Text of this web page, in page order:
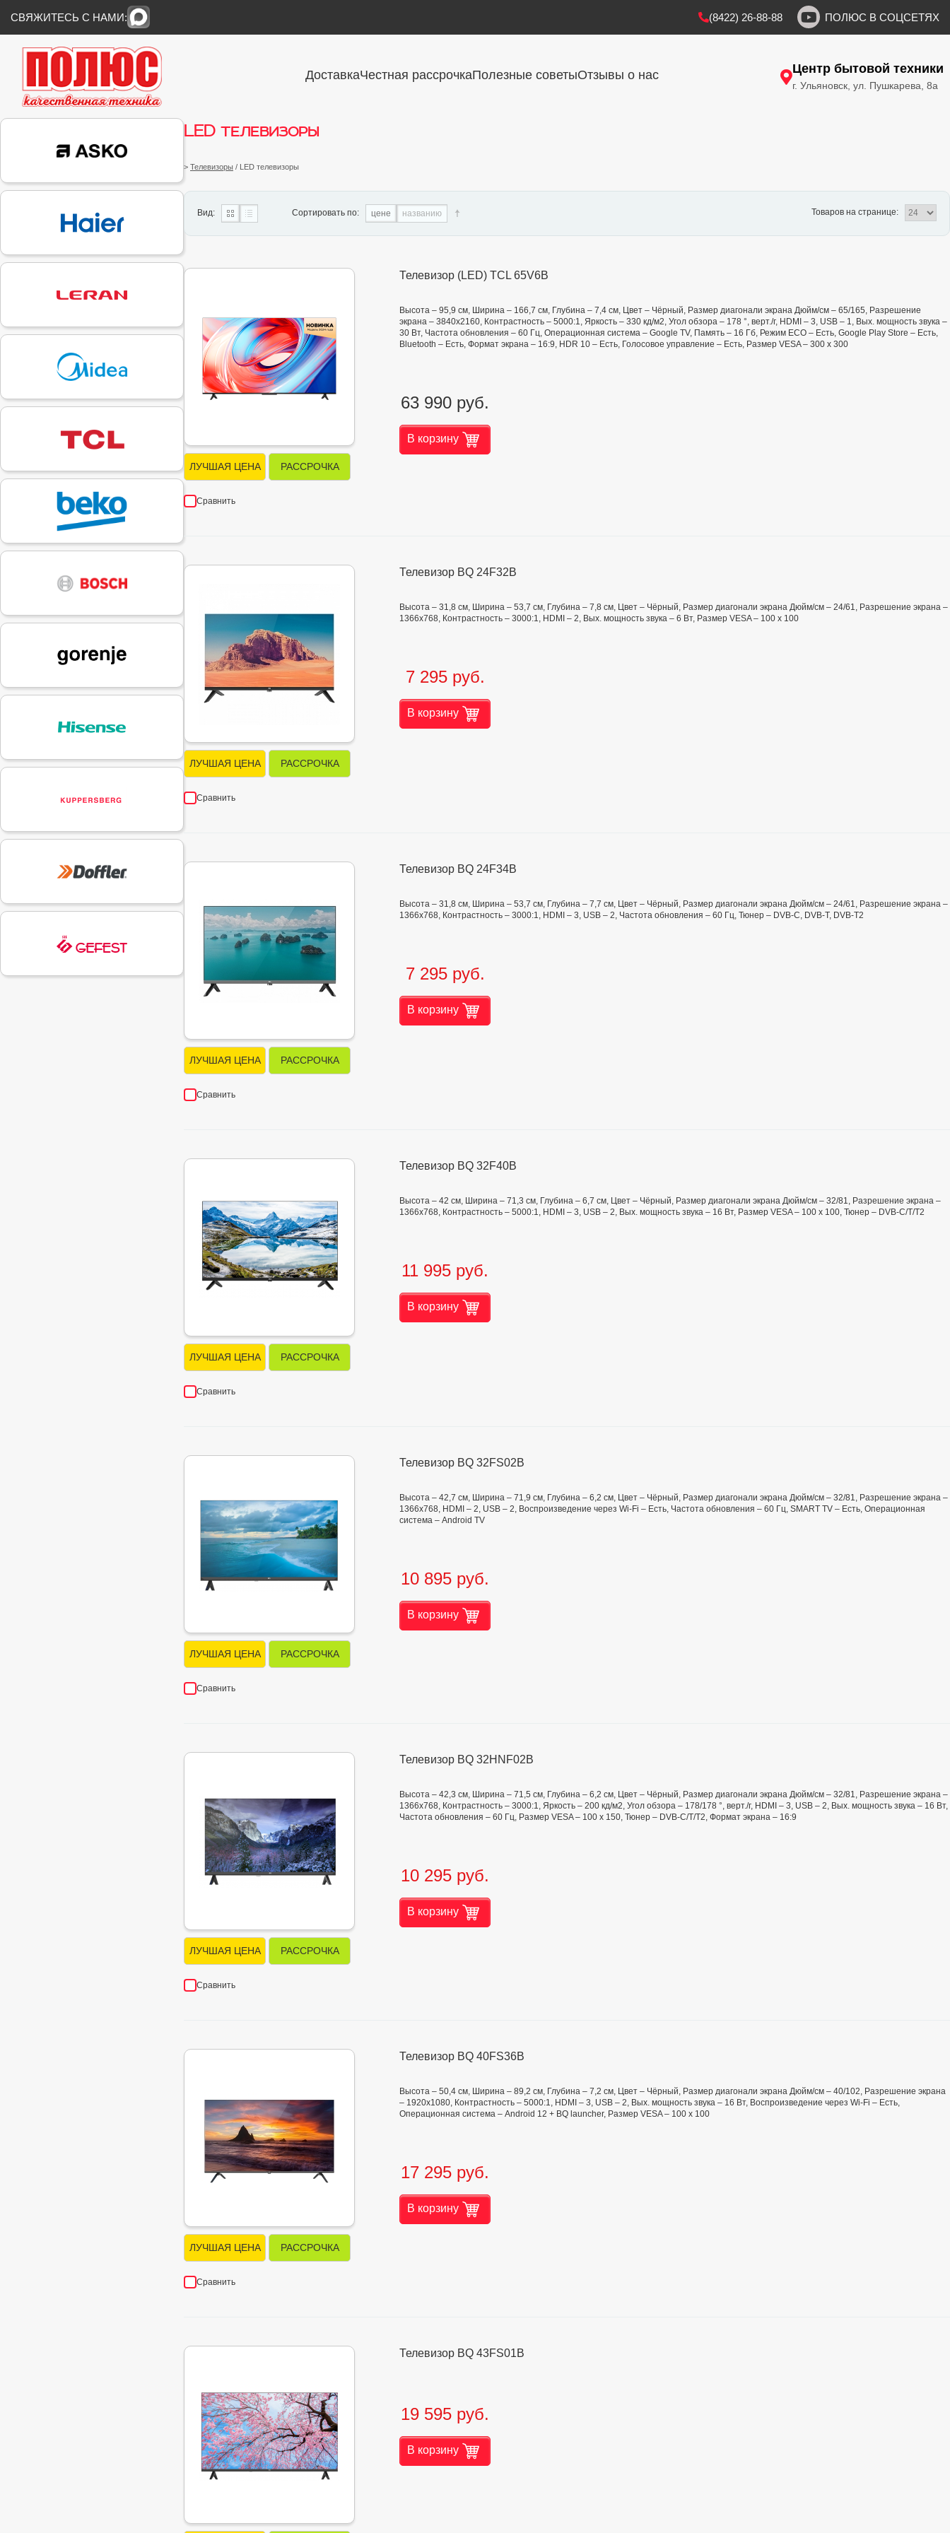
СВЯЖИТЕСЬ С НАМИ: (8422) 26-88-88 ПОЛЮС В СОЦСЕТЯХ
ДоставкаЧестная рассрочкаПолезные советыОтзывы о нас Центр бытовой техники
г. Ульяновск, ул. Пушкарева, 8а
LED телевизоры
> Телевизоры / LED телевизоры
Вид: Сортировать по: цене названию Товаров на странице:
ЛУЧШАЯ ЦЕНА РАССРОЧКА
Сравнить
Телевизор (LED) TCL 65V6B
Высота – 95,9 см, Ширина – 166,7 см, Глубина – 7,4 см, Цвет – Чёрный, Размер диагонали экрана Дюйм/см – 65/165, Разрешение
экрана – 3840x2160, Контрастность – 5000:1, Яркость – 330 кд/м2, Угол обзора – 178 °, верт./г, HDMI – 3, USB – 1, Вых. мощность звука –
30 Вт, Частота обновления – 60 Гц, Операционная система – Google TV, Память – 16 Гб, Режим ECO – Есть, Google Play Store – Есть,
Bluetooth – Есть, Формат экрана – 16:9, HDR 10 – Есть, Голосовое управление – Есть, Размер VESA – 300 х 300
63 990 руб.
В корзину
ЛУЧШАЯ ЦЕНА РАССРОЧКА
Сравнить
Телевизор BQ 24F32B
Высота – 31,8 см, Ширина – 53,7 см, Глубина – 7,8 см, Цвет – Чёрный, Размер диагонали экрана Дюйм/см – 24/61, Разрешение экрана –
1366x768, Контрастность – 3000:1, HDMI – 2, Вых. мощность звука – 6 Вт, Размер VESA – 100 х 100
7 295 руб.
В корзину
ЛУЧШАЯ ЦЕНА РАССРОЧКА
Сравнить
Телевизор BQ 24F34B
Высота – 31,8 см, Ширина – 53,7 см, Глубина – 7,7 см, Цвет – Чёрный, Размер диагонали экрана Дюйм/см – 24/61, Разрешение экрана –
1366x768, Контрастность – 3000:1, HDMI – 3, USB – 2, Частота обновления – 60 Гц, Тюнер – DVB-C, DVB-T, DVB-T2
7 295 руб.
В корзину
ЛУЧШАЯ ЦЕНА РАССРОЧКА
Сравнить
Телевизор BQ 32F40B
Высота – 42 см, Ширина – 71,3 см, Глубина – 6,7 см, Цвет – Чёрный, Размер диагонали экрана Дюйм/см – 32/81, Разрешение экрана –
1366x768, Контрастность – 5000:1, HDMI – 3, USB – 2, Вых. мощность звука – 16 Вт, Размер VESA – 100 х 100, Тюнер – DVB-C/T/T2
11 995 руб.
В корзину
ЛУЧШАЯ ЦЕНА РАССРОЧКА
Сравнить
Телевизор BQ 32FS02B
Высота – 42,7 см, Ширина – 71,9 см, Глубина – 6,2 см, Цвет – Чёрный, Размер диагонали экрана Дюйм/см – 32/81, Разрешение экрана –
1366x768, HDMI – 2, USB – 2, Воспроизведение через Wi-Fi – Есть, Частота обновления – 60 Гц, SMART TV – Есть, Операционная
система – Android TV
10 895 руб.
В корзину
ЛУЧШАЯ ЦЕНА РАССРОЧКА
Сравнить
Телевизор BQ 32HNF02B
Высота – 42,3 см, Ширина – 71,5 см, Глубина – 6,2 см, Цвет – Чёрный, Размер диагонали экрана Дюйм/см – 32/81, Разрешение экрана –
1366x768, Контрастность – 3000:1, Яркость – 200 кд/м2, Угол обзора – 178/178 °, верт./г, HDMI – 3, USB – 2, Вых. мощность звука – 16 Вт,
Частота обновления – 60 Гц, Размер VESA – 100 х 150, Тюнер – DVB-C/T/T2, Формат экрана – 16:9
10 295 руб.
В корзину
ЛУЧШАЯ ЦЕНА РАССРОЧКА
Сравнить
Телевизор BQ 40FS36B
Высота – 50,4 см, Ширина – 89,2 см, Глубина – 7,2 см, Цвет – Чёрный, Размер диагонали экрана Дюйм/см – 40/102, Разрешение экрана
– 1920x1080, Контрастность – 5000:1, HDMI – 3, USB – 2, Вых. мощность звука – 16 Вт, Воспроизведение через Wi-Fi – Есть,
Операционная система – Android 12 + BQ launcher, Размер VESA – 100 х 100
17 295 руб.
В корзину
Телевизор BQ 43FS01B
19 595 руб.
В корзину